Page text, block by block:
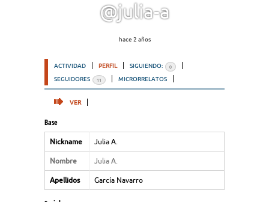
@julia-a
hace 2 años
ACTIVIDAD PERFIL SIGUIENDO: 0
SEGUIDORES 11 MICRORRELATOS
VER
Base
Nickname Julia A.
Nombre Julia A.
Apellidos García Navarro